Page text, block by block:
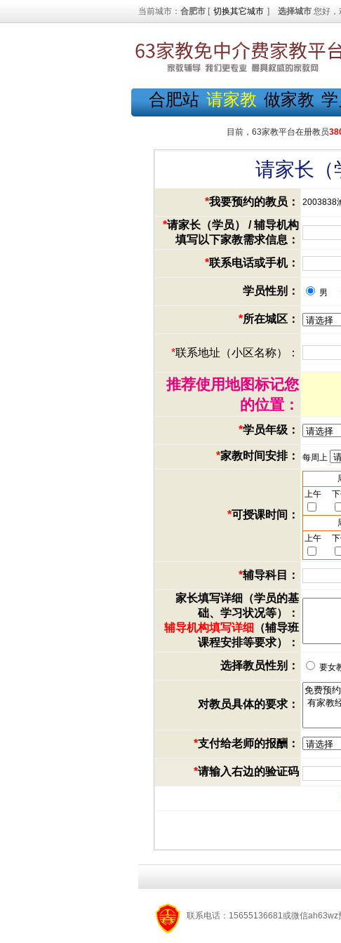
当前城市： 合肥市 [ 切换其它城市 ] 选择城市 您好，
合肥站 请家教 做家教
目前，63家教平台在册教员
请家长（
*我要预约的教员： 2003838
*请家长（学员） / 辅导机构
填写以下家教需求信息：
*联系电话或手机：
学员性别： 男
*所在城区：
*联系地址（小区名称）：
推荐使用地图标记您
的位置：
*学员年级：
*家教时间安排： 每周上
*可授课时间：
上午
上午
*辅导科目：
家长填写详细（学员的基
础、学习状况等）：
辅导机构填写详细 （辅导班
课程安排等要求）：
选择教员性别：
要女
对教员具体的要求：
*支付给老师的报酬：
*请输入右边的验证码
联系电话：15655136681或微信